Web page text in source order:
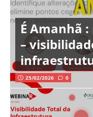
É Amanhã
–
25/02/2026 0